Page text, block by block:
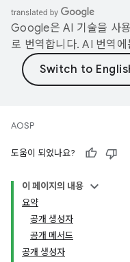
Google은 AI 기술을 사
로 번역합니다. AI 번역
AOSP
도움이 되었나요?
이 페이지의 내용
요약
공개 생성자
공개 메서드
공개 생성자